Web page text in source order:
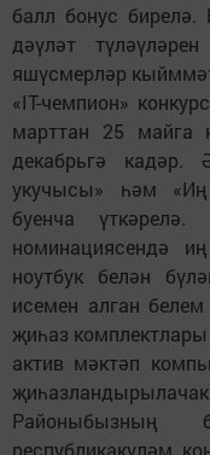
балл бонус
дәүләт
яшүсмерләр
«IT-чемпион»
марттан 25 майга
декабрьгә кадәр.
укучысы» һәм «Иң
буенча
номинациясендә
ноутбук белән
исемен алган белем
җиһаз
актив мәктәп
республикакүләм